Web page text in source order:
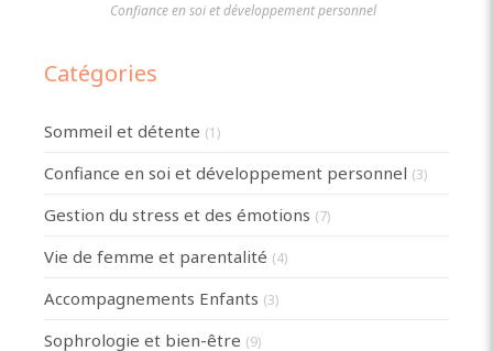
Confiance en soi et développement personnel
Catégories
Sommeil et détente (1)
Confiance en soi et développement personnel (3)
Gestion du stress et des émotions (7)
Vie de femme et parentalité (4)
Accompagnements Enfants (3)
Sophrologie et bien-être (9)